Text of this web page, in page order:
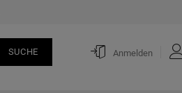
SUCHE Anmelden